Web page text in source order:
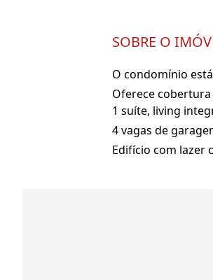
SOBRE O
O condomínio
Oferece
1 suíte, living
4 vagas de
Edifício com lazer